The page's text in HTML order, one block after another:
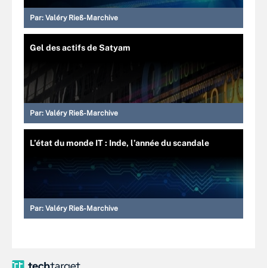
Par: Valéry Rieß-Marchive
Gel des actifs de Satyam
Par: Valéry Rieß-Marchive
L’état du monde IT : Inde, l’année du scandale
Par: Valéry Rieß-Marchive